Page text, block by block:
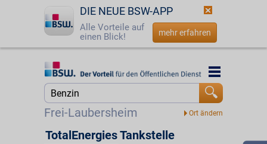
DIE NEUE BSW-APP
Alle Vorteile auf
einen Blick!
mehr erfahren
Startseite
Frei-Laubersheim
Startseite
TotalEnergies Tankstelle